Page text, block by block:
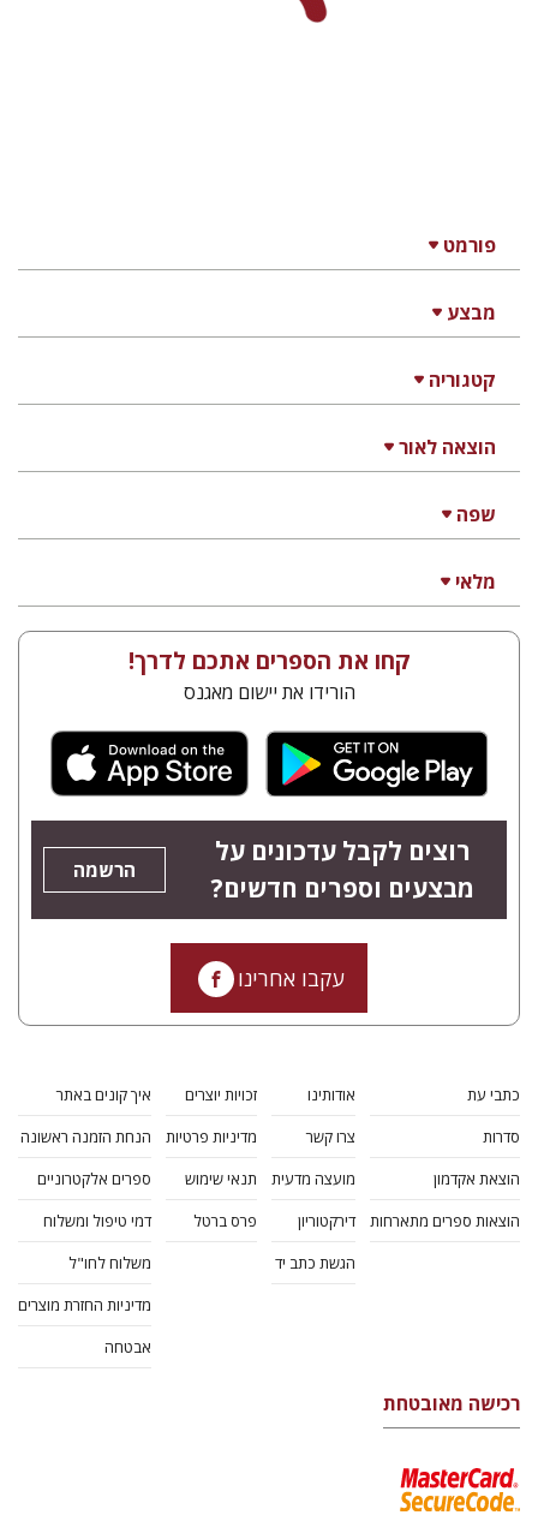
פורמט
מבצע
קטגוריה
הוצאה לאור
שפה
מלאי
קחו את הספרים אתכם לדרך!
הורידו את יישום מאגנס
רוצים לקבל עדכונים על
מבצעים וספרים חדשים?
הרשמה
עקבו אחרינו
כתבי עת
סדרות
הוצאת אקדמון
הוצאות ספרים מתארחות
אודותינו
צרו קשר
מועצה מדעית
דירקטוריון
הגשת כתב יד
זכויות יוצרים
מדיניות פרטיות
תנאי שימוש
פרס ברטל
איך קונים באתר
הנחת הזמנה ראשונה
ספרים אלקטרוניים
דמי טיפול ומשלוח
משלוח לחו"ל
מדיניות החזרת מוצרים
אבטחה
רכישה מאובטחת